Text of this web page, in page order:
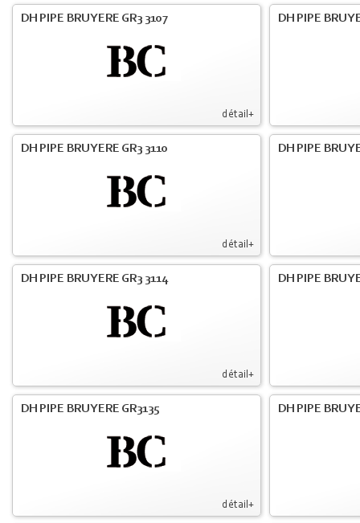
détail+
DH PIPE BRUYERE GR3 3107 DH PIPE
détail+
DH PIPE BRUYERE GR3 3110 DH PIPE
détail+
DH PIPE BRUYERE GR3 3114 DH PIPE
détail+
DH PIPE BRUYERE GR3135 DH PIPE